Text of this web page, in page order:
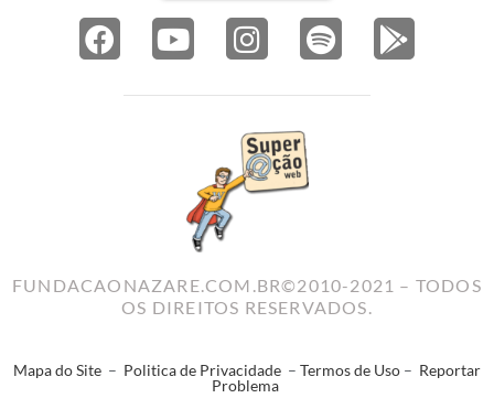
FUNDACAONAZARE.COM.BR©2010-2021 – TODOS
OS DIREITOS RESERVADOS.
Mapa do Site – Politica de Privacidade – Termos de Uso – Reportar
Problema